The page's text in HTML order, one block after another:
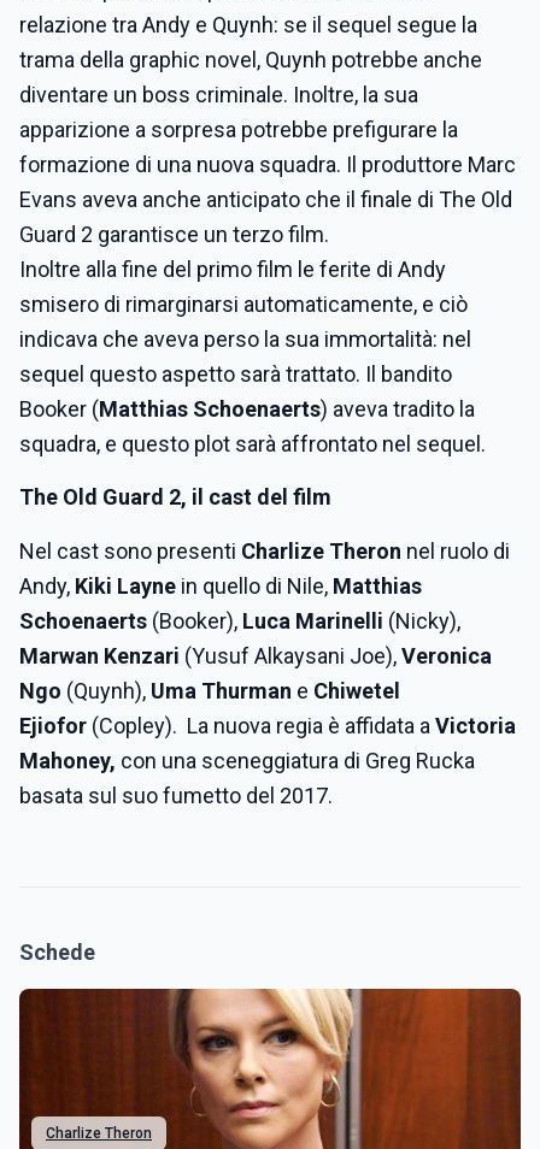
relazione tra Andy e Quynh: se il sequel segue la
trama della graphic novel, Quynh potrebbe anche
diventare un boss criminale. Inoltre, la sua
apparizione a sorpresa potrebbe prefigurare la
formazione di una nuova squadra. Il produttore Marc
Evans aveva anche anticipato che il finale di The Old
Guard 2 garantisce un terzo film.
Inoltre alla fine del primo film le ferite di Andy
smisero di rimarginarsi automaticamente, e ciò
indicava che aveva perso la sua immortalità: nel
sequel questo aspetto sarà trattato. Il bandito
Booker (Matthias Schoenaerts) aveva tradito la
squadra, e questo plot sarà affrontato nel sequel.
The Old Guard 2, il cast del film
Nel cast sono presenti Charlize Theron nel ruolo di
Andy, Kiki Layne in quello di Nile, Matthias
Schoenaerts (Booker), Luca Marinelli (Nicky),
Marwan Kenzari (Yusuf Alkaysani Joe),Veronica
Ngo (Quynh), Uma Thurman e Chiwetel
Ejiofor (Copley). La nuova regia è affidata a Victoria
Mahoney, con una sceneggiatura di Greg Rucka
basata sul suo fumetto del 2017.
Schede
Charlize Theron